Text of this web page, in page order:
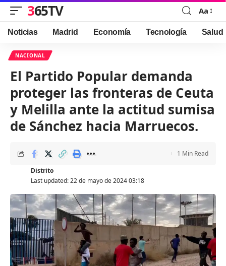
365TV
Font
Resizer
Aa
Noticias Madrid Economía Tecnología Salud
NACIONAL
El Partido Popular demanda
proteger las fronteras de Ceuta
y Melilla ante la actitud sumisa
de Sánchez hacia Marruecos.
Last updated: 22 de mayo de 2024 03:18
Distrito
1 Min Read